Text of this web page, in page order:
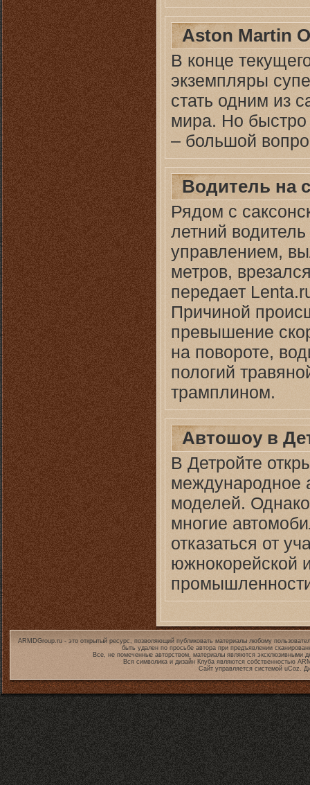
Aston Martin
В конце
экземпляры
стать одним из
мира. Но
– большой
Водитель на
Рядом с
летний
управлением,
метров,
передает
Причиной
превышение
на повороте,
пологий
трамплином.
Автошоу в
В Детройте
международное
моделей. Однако
многие
отказаться от
южнокорейской
ARMDGroup.ru - это открытый ресурс, позволяющий публиковать материалы любому
быть удален по просьбе автора при предъявлении
Все, не помеченные авторством, материалы являются эксклюзивными
Вся символика и дизайн Клуба являются собственностью
Сайт управляется системой uCoz.